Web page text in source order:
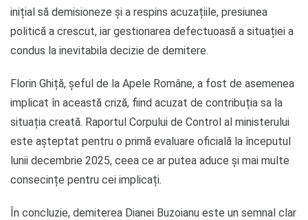
inițial să demisioneze și a respins acuzațiile, presiunea
politică a crescut, iar gestionarea defectuoasă a situației a
condus la inevitabila decizie de demitere.
Florin Ghiță, șeful de la Apele Române, a fost de asemenea
implicat în această criză, fiind acuzat de contribuția sa la
situația creată. Raportul Corpului de Control al ministerului
este așteptat pentru o primă evaluare oficială la începutul
lunii decembrie 2025, ceea ce ar putea aduce și mai multe
consecințe pentru cei implicați.
În concluzie, demiterea Dianei Buzoianu este un semnal clar